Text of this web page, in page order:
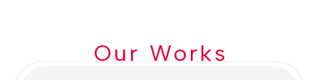
Our Works